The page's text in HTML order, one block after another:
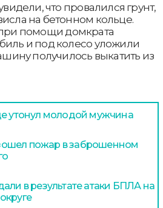
что провалился грунт,
на бетонном кольце.
помощи домкрата
и под колесо уложили
получилось выкатить из
утонул молодой мужчина
пожар в заброшенном
в результате атаки БПЛА на